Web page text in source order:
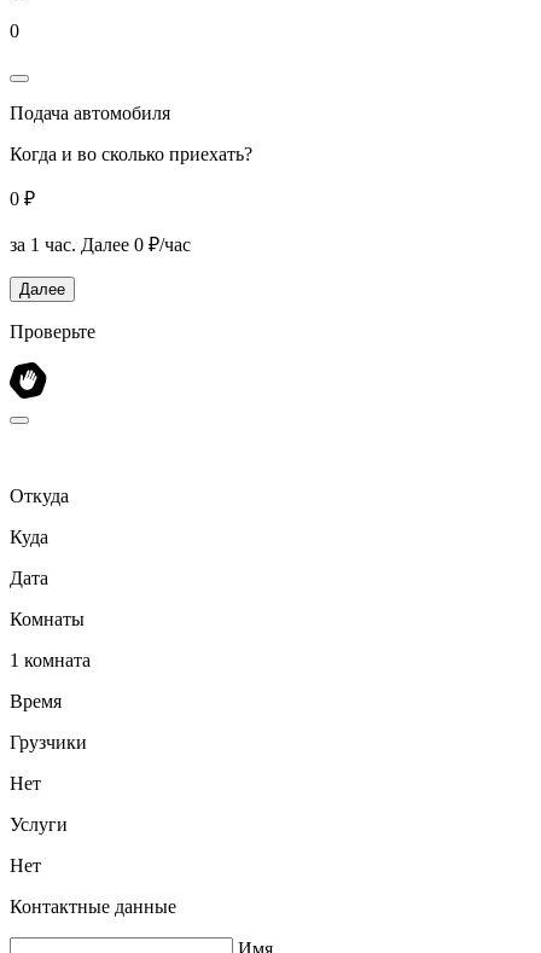
0
Подача автомобиля
Когда и во сколько приехать?
0 ₽
за 1 час. Далее 0 ₽/час
Далее
Проверьте
Откуда
Куда
Дата
Комнаты
1 комната
Время
Грузчики
Нет
Услуги
Нет
Контактные данные
Имя